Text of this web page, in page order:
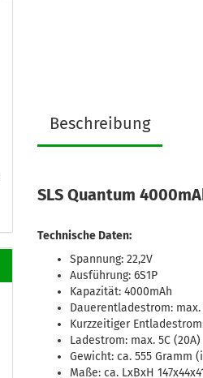
Beschreibung
SLS Quantum
Technische Daten:
Spannung: 22,2V
Ausführung: 6S1P
Kapazität: 4000mAh
Dauerentladestrom: max.
Kurzzeitiger
Ladestrom: max. 5C (20A)
Gewicht: ca. 555 Gramm
Maße: ca. LxBxH